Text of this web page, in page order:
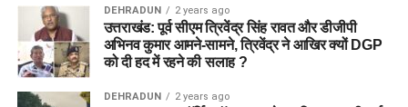
Ryan Rickelton
WK
Players to Avoid
DEHRADUN 2 years ago
उत्तराखंड: पूर्व सीएम त्रिवेंद्र सिंह रावत और डीजीपी
अभिनव कुमार आमने-सामने, त्रिवेंद्र ने आखिर क्यों DGP
को दी हद में रहने की सलाह ?
DEHRADUN 2 years ago